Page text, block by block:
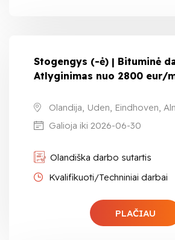
Stogengys (-ė) | Bituminė
Atlyginimas nuo 2800 eur/
Olandija, Uden, Eindhoven,
Galioja iki 2026-06-30
Olandiška darbo sutartis
Kvalifikuoti/Techniniai darbai
PLAČIAU